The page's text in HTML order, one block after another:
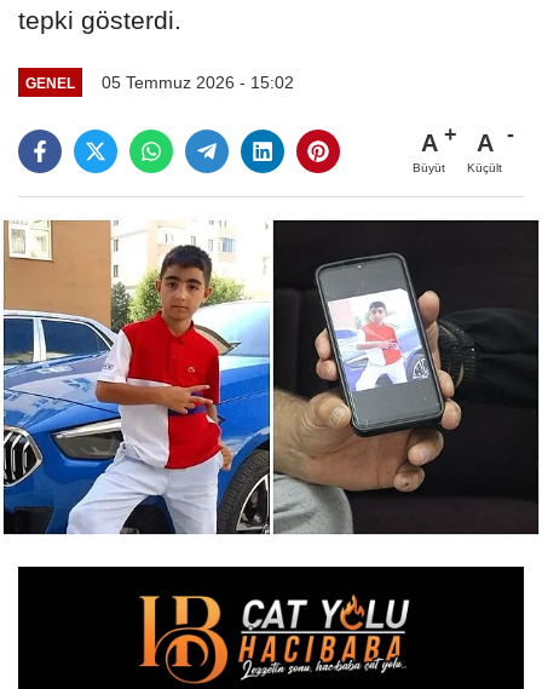
tepki gösterdi.
GENEL 05 Temmuz 2026 - 15:02
A
Büyüt
A
Küçült